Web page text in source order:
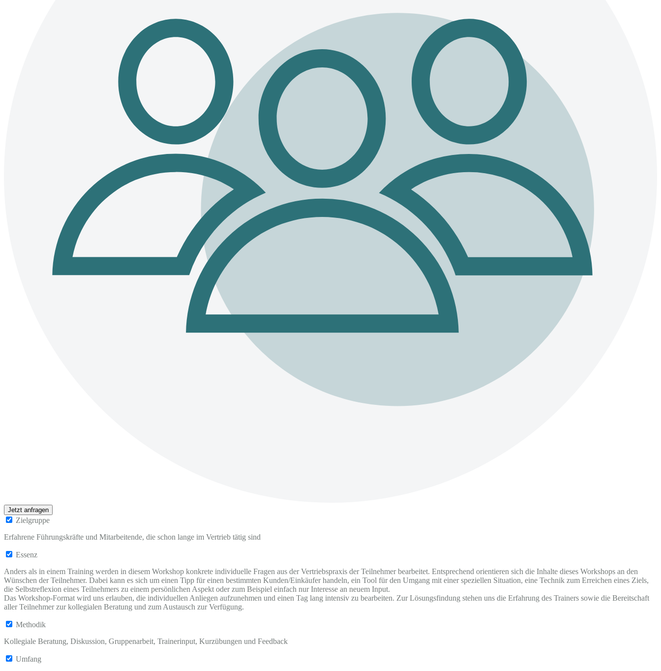
Jetzt anfragen
Zielgruppe
Erfahrene Führungskräfte und Mitarbeitende, die schon lange im Vertrieb tätig sind
Essenz
Anders als in einem Training werden in diesem Workshop konkrete individuelle Fragen aus der Vertriebspraxis der Teilnehmer bearbeitet. Entsprechend orientieren sich die Inhalte dieses Workshops an den
Wünschen der Teilnehmer. Dabei kann es sich um einen Tipp für einen bestimmten Kunden/Einkäufer handeln, ein Tool für den Umgang mit einer speziellen Situation, eine Technik zum Erreichen eines Ziels,
die Selbstreflexion eines Teilnehmers zu einem persönlichen Aspekt oder zum Beispiel einfach nur Interesse an neuem Input.
Das Workshop-Format wird uns erlauben, die individuellen Anliegen aufzunehmen und einen Tag lang intensiv zu bearbeiten. Zur Lösungsfindung stehen uns die Erfahrung des Trainers sowie die Bereitschaft
aller Teilnehmer zur kollegialen Beratung und zum Austausch zur Verfügung.
Methodik
Kollegiale Beratung, Diskussion, Gruppenarbeit, Trainerinput, Kurzübungen und Feedback
Umfang